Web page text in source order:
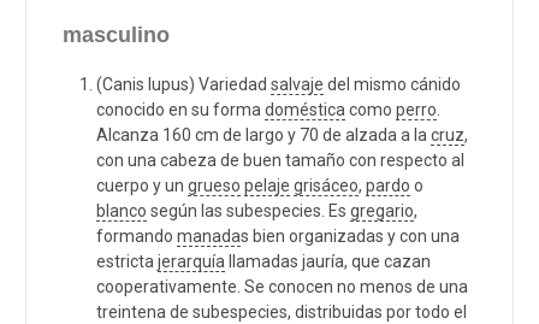
masculino
(Canis lupus) Variedad salvaje del mismo cánido
conocido en su forma doméstica como perro
Alcanza 160 cm de largo y 70 de alzada a la cruz,
con una cabeza de buen tamaño con respecto al
cuerpo y un grueso pelaje grisáceo, pardo o
blanco según las subespecies. Es gregario,
formando manadas bien organizadas y con una
estricta jerarquía llamadas jauría, que cazan
cooperativamente. Se conocen no menos de una
treintena de subespecies, distribuidas por todo el